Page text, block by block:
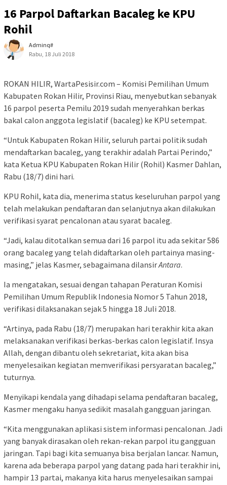
16 Parpol Daftarkan Bacaleg ke KPU
Rohil
Adminq#
Rabu, 18 Juli 2018
ROKAN HILIR, WartaPesisir.com – Komisi Pemilihan Umum
Kabupaten Rokan Hilir, Provinsi Riau, menyebutkan sebanyak
16 parpol peserta Pemilu 2019 sudah menyerahkan berkas
bakal calon anggota legislatif (bacaleg) ke KPU setempat.
“Untuk Kabupaten Rokan Hilir, seluruh partai politik sudah
mendaftarkan bacaleg, yang terakhir adalah Partai Perindo,”
kata Ketua KPU Kabupaten Rokan Hilir (Rohil) Kasmer Dahlan,
Rabu (18/7) dini hari.
KPU Rohil, kata dia, menerima status keseluruhan parpol yang
telah melakukan pendaftaran dan selanjutnya akan dilakukan
verifikasi syarat pencalonan atau syarat bacaleg.
“Jadi, kalau ditotalkan semua dari 16 parpol itu ada sekitar 586
orang bacaleg yang telah didaftarkan oleh partainya masing-
masing,” jelas Kasmer, sebagaimana dilansirAntara.
Ia mengatakan, sesuai dengan tahapan Peraturan Komisi
Pemilihan Umum Republik Indonesia Nomor 5 Tahun 2018,
verifikasi dilaksanakan sejak 5 hingga 18 Juli 2018.
“Artinya, pada Rabu (18/7) merupakan hari terakhir kita akan
melaksanakan verifikasi berkas-berkas calon legislatif. Insya
Allah, dengan dibantu oleh sekretariat, kita akan bisa
menyelesaikan kegiatan memverifikasi persyaratan bacaleg,”
tuturnya.
Menyikapi kendala yang dihadapi selama pendaftaran bacaleg,
Kasmer mengaku hanya sedikit masalah gangguan jaringan.
“Kita menggunakan aplikasi sistem informasi pencalonan. Jadi
yang banyak dirasakan oleh rekan-rekan parpol itu gangguan
jaringan. Tapi bagi kita semuanya bisa berjalan lancar. Namun,
karena ada beberapa parpol yang datang pada hari terakhir ini,
hampir 13 partai, makanya kita harus menyelesaikan sampai